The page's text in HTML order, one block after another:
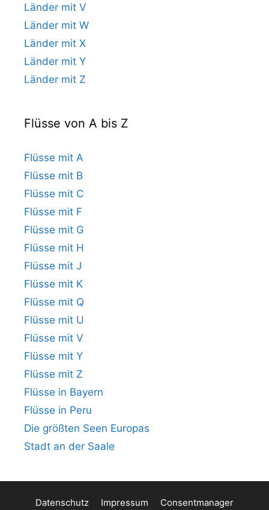
Länder mit V
Länder mit W
Länder mit X
Länder mit Y
Länder mit Z
Flüsse von A bis Z
Flüsse mit A
Flüsse mit B
Flüsse mit C
Flüsse mit F
Flüsse mit G
Flüsse mit H
Flüsse mit J
Flüsse mit K
Flüsse mit Q
Flüsse mit U
Flüsse mit V
Flüsse mit Y
Flüsse mit Z
Flüsse in Bayern
Flüsse in Peru
Die größten Seen Europas
Stadt an der Saale
Datenschutz Impressum Consentmanager